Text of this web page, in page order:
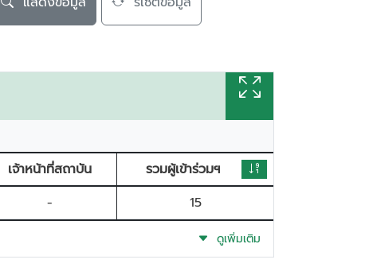
เจ้าหน้าที่สถาบัน
รวมผู้เข้าร่วมฯ
- 15
ดูเพิ่มเติม